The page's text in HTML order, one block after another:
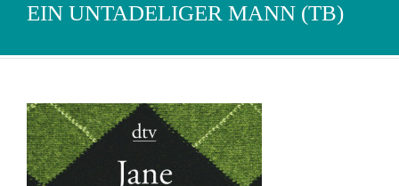
EIN UNTADELIGER MANN (TB)